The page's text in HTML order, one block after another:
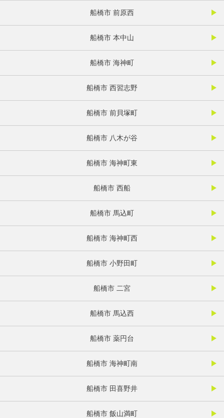
船橋市 前原西
船橋市 本中山
船橋市 海神町
船橋市 西習志野
船橋市 前貝塚町
船橋市 八木が谷
船橋市 海神町東
船橋市 西船
船橋市 馬込町
船橋市 海神町西
船橋市 小野田町
船橋市 二宮
船橋市 馬込西
船橋市 薬円台
船橋市 海神町南
船橋市 田喜野井
船橋市 飯山満町